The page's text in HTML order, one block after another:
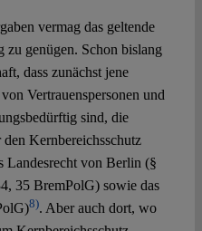
vermag das geltende
genügen. Schon bislang
dass zunächst jene
Vertrauenspersonen und
sind, die
Kernbereichsschutz
Landesrecht von Berlin (§
35 BremPolG) sowie das
8). Aber auch dort, wo